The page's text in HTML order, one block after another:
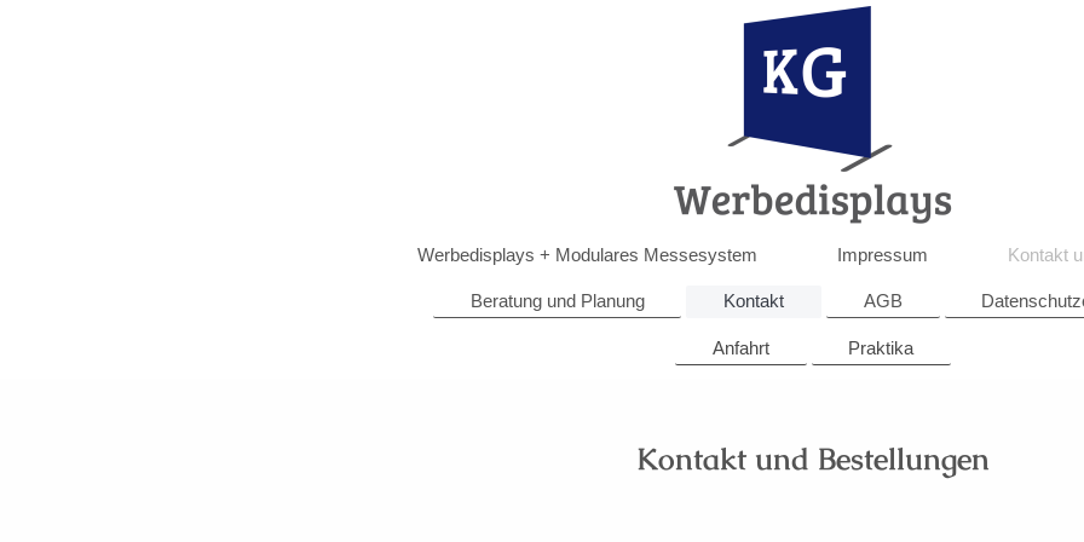
Werbedisplays + Modulares Messesystem Impressum Kontakt
Beratung und Planung Kontakt AGB
Anfahrt Praktika
Kontakt und Bestellungen